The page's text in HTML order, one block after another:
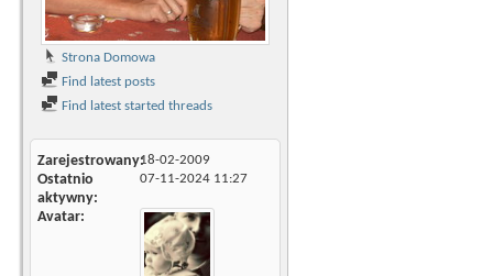
Strona Domowa
Find latest posts
Find latest started threads
Zarejestrowany18-02-2009
Ostatnio
aktywny
07-11-2024 11:27
Avatar